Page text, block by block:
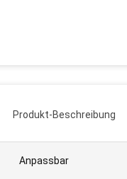
Produkt-Beschreibung
Anpassbar